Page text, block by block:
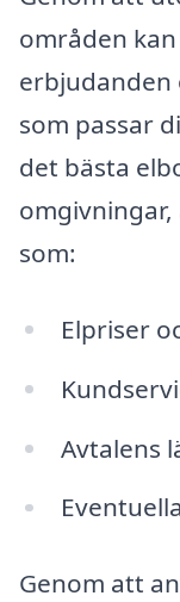
områden
erbjudanden
som passar
det bästa
som:
Elpriser
Avtalens
Genom att